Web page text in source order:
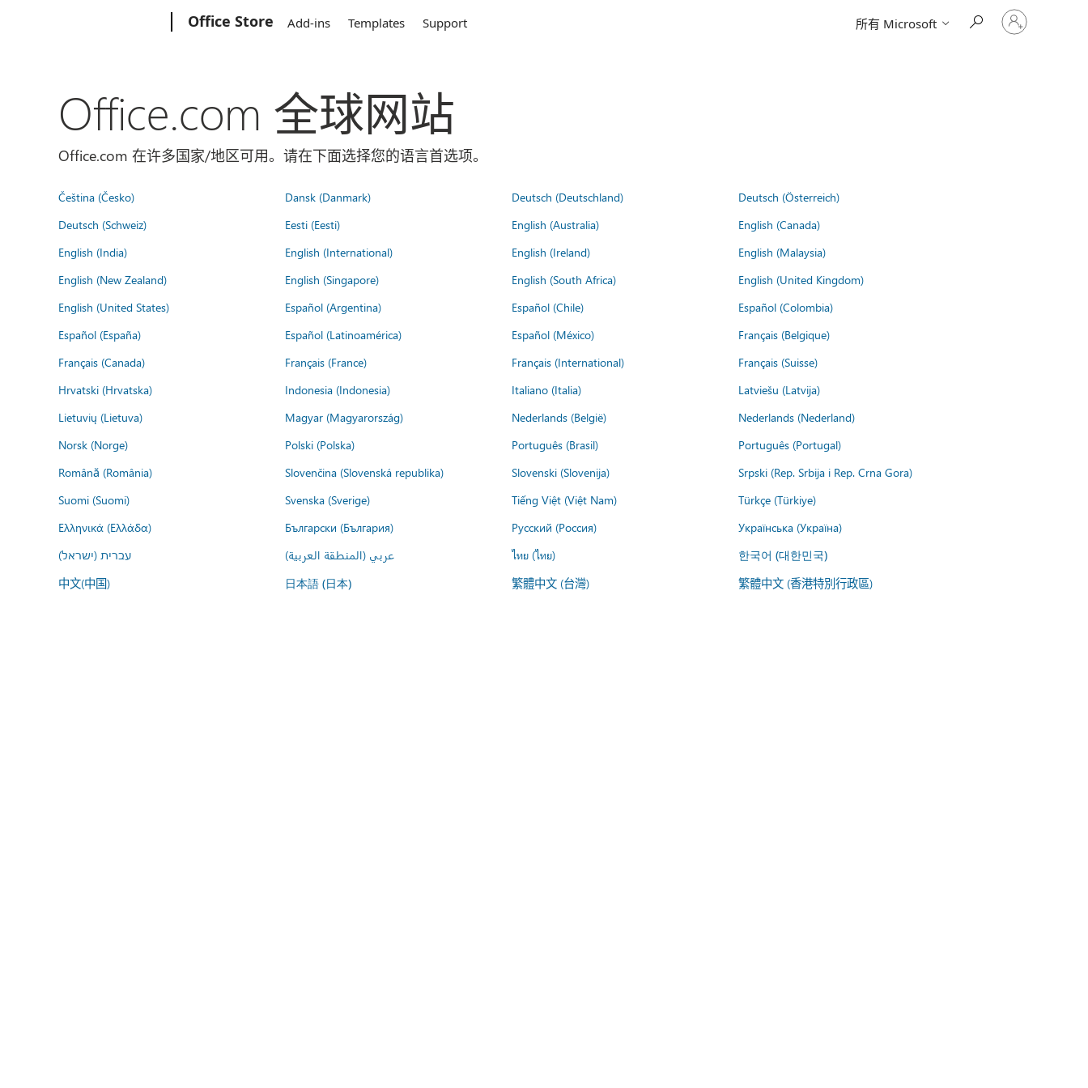
Office Store Add-ins Templates Support 所有 Microsoft
请
登
Office.com 全球网站
Office.com 在许多国家/地区可用。请在下面选择您的语言首选项。
Čeština (Česko) Dansk (Danmark) Deutsch (Deutschland)
Deutsch (Österreich)
Deutsch (Schweiz)
Eesti (Eesti) English (Australia)
English (Canada)
English (India)
English (International) English (Ireland)
English (Malaysia)
English (New Zealand)
English (Singapore) English (South Africa)
English (United Kingdom)
English (United States)
Español (Argentina) Español (Chile)
Español (Colombia)
Español (España)
Español (Latinoamérica) Español (México)
Français (Belgique)
Français (Canada)
Français (France) Français (International)
Français (Suisse)
Hrvatski (Hrvatska)
Indonesia (Indonesia) Italiano (Italia)
Latviešu (Latvija)
Lietuvių (Lietuva)
Magyar (Magyarország) Nederlands (België)
Nederlands (Nederland)
Norsk (Norge)
Polski (Polska) Português (Brasil)
Português (Portugal)
Română (România)
Slovenčina (Slovenská republika) Slovenski (Slovenija)
Srpski (Rep. Srbija i Rep. Crna Gora)
Suomi (Suomi)
Svenska (Sverige) Tiếng Việt (Việt Nam)
Türkçe (Türkiye)
Ελληνικά (Ελλάδα)
Български (България) Русский (Россия)
Українська (Україна)
עברית (ישראל)
عربي (المنطقة العربية) ไทย (ไทย) 한국어 (대한민국)
中文(中国) 日本語 (日本) 繁體中文 (台灣) 繁體中文 (香港特別行政區)